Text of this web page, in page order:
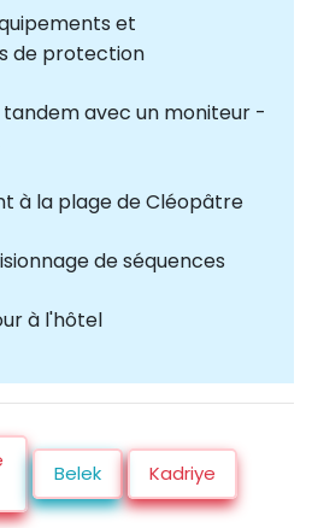
et
de protection
avec un moniteur -
à la plage de Cléopâtre
de séquences
à l'hôtel
Belek Kadriye